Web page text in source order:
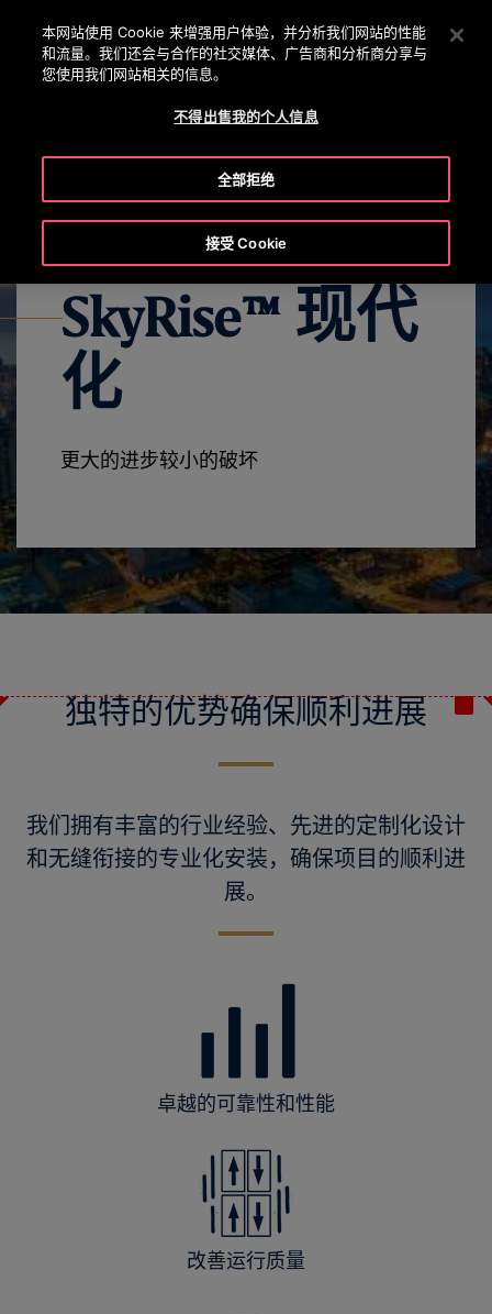
按 Enter 键跳至主要内容
搜
SkyRise™ 现代
化
更大的进步较小的破坏
独特的优势确保顺利进展
我们拥有丰富的行业经验、先进的定制化设计
和无缝衔接的专业化安装，确保项目的顺利进
展。
卓越的可靠性和性能
改善运行质量
本网站使用 Cookie 来增强用户体验，并分析我们网站的性能
和流量。我们还会与合作的社交媒体、广告商和分析商分享与
您使用我们网站相关的信息。
不得出售我的个人信息
全部拒绝
接受 Cookie